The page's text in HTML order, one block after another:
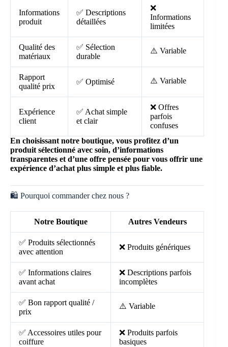
Informations
produit
✅ Descriptions
détaillées
❌
Informations
limitées
Qualité des
matériaux
✅ Sélection
durable
⚠️ Variable
Rapport
qualité prix
✅ Optimisé ⚠️ Variable
Expérience
client
✅ Achat simple
et clair
❌ Offres
parfois
confuses
En choisissant notre boutique, vous profitez d’un
produit sélectionné avec soin, d’informations
transparentes et d’une offre pensée pour vous offrir une
expérience d’achat plus simple et plus fiable.
🛍️ Pourquoi commander chez nous ?
Notre Boutique Autres Vendeurs
✅ Produits sélectionnés
avec attention
❌ Produits génériques
✅ Informations claires
avant achat
❌ Descriptions parfois
incomplètes
✅ Bon rapport qualité /
prix
⚠️ Variable
✅ Accessoires utiles pour
coiffure
❌ Produits parfois
basiques